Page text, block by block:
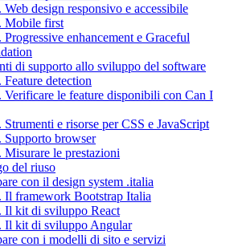
Web design responsivo e accessibile
Mobile first
Progressive enhancement e Graceful
di supporto allo sviluppo del software
Feature detection
Verificare le feature disponibili con Can I
Strumenti e risorse per CSS e JavaScript
Supporto browser
Misurare le prestazioni
del riuso
con il design system .italia
Il framework Bootstrap Italia
Il kit di sviluppo React
Il kit di sviluppo Angular
con i modelli di sito e servizi